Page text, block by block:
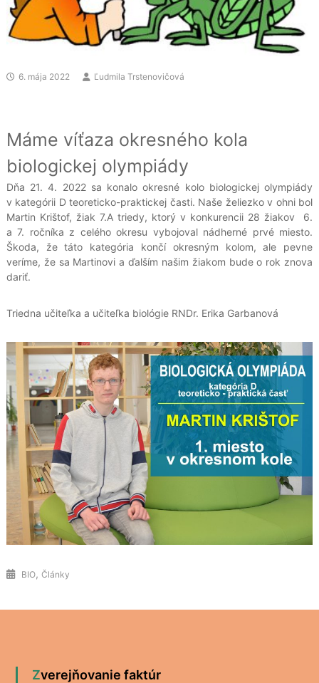
6. mája 2022 Ľudmila Trstenovičová
Máme víťaza okresného kola
biologickej olympiády
Dňa 21. 4. 2022 sa konalo okresné kolo biologickej olympiády
v kategórii D teoreticko-praktickej časti. Naše želiezko v ohni bol
Martin Krištof, žiak 7.A triedy, ktorý v konkurencii 28 žiakov 6.
a 7. ročníka z celého okresu vybojoval nádherné prvé miesto.
Škoda, že táto kategória končí okresným kolom, ale pevne
veríme, že sa Martinovi a ďalším našim žiakom bude o rok znova
dariť.
Triedna učiteľka a učiteľka biológie RNDr. Erika Garbanová
BIO, Články
Zverejňovanie faktúr